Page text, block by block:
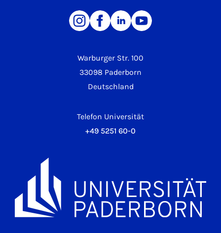
Warburger Str. 100
33098 Paderborn
Deutschland
Telefon Universität
+49 5251 60-0